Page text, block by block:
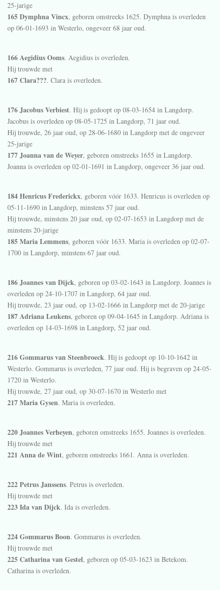
25-jarige
165 Dymphna Vincx, geboren omstreeks 1625. Dymphna is overleden
op 06-01-1693 in Westerlo, ongeveer 68 jaar oud.
166 Aegidius Ooms. Aegidius is overleden.
Hij trouwde met
167 Clara???. Clara is overleden.
176 Jacobus Verbiest. Hij is gedoopt op 08-03-1654 in Langdorp.
Jacobus is overleden op 08-05-1725 in Langdorp, 71 jaar oud.
Hij trouwde, 26 jaar oud, op 28-06-1680 in Langdorp met de ongeveer
25-jarige
177 Joanna van de Weyer, geboren omstreeks 1655 in Langdorp.
Joanna is overleden op 02-01-1691 in Langdorp, ongeveer 36 jaar oud.
184 Henricus Frederickx, geboren vóór 1633. Henricus is overleden op
05-11-1690 in Langdorp, minstens 57 jaar oud.
Hij trouwde, minstens 20 jaar oud, op 02-07-1653 in Langdorp met de
minstens 20-jarige
185 Maria Lemmens, geboren vóór 1633. Maria is overleden op 02-07-
1700 in Langdorp, minstens 67 jaar oud.
186 Joannes van Dijck, geboren op 03-02-1643 in Langdorp. Joannes is
overleden op 24-10-1707 in Langdorp, 64 jaar oud.
Hij trouwde, 23 jaar oud, op 13-02-1666 in Langdorp met de 20-jarige
187 Adriana Leukens, geboren op 09-04-1645 in Langdorp. Adriana is
overleden op 14-03-1698 in Langdorp, 52 jaar oud.
216 Gommarus van Steenbroeck. Hij is gedoopt op 10-10-1642 in
Westerlo. Gommarus is overleden, 77 jaar oud. Hij is begraven op 24-05-
1720 in Westerlo.
Hij trouwde, 27 jaar oud, op 30-07-1670 in Westerlo met
217 Maria Gysen. Maria is overleden.
220 Joannes Verheyen, geboren omstreeks 1655. Joannes is overleden.
Hij trouwde met
221 Anna de Wint, geboren omstreeks 1661. Anna is overleden.
222 Petrus Janssens. Petrus is overleden.
Hij trouwde met
223 Ida van Dijck. Ida is overleden.
224 Gommarus Boon. Gommarus is overleden.
Hij trouwde met
225 Catharina van Gestel, geboren op 05-03-1623 in Betekom.
Catharina is overleden.